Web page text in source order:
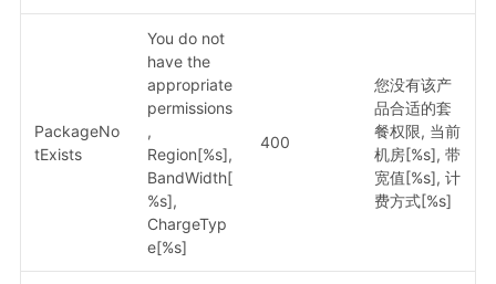
PackageNo
tExists
You do not
have the
appropriate
permissions
,
Region[%s],
BandWidth[
%s],
ChargeTyp
e[%s]
400
您没有该产
品合适的套
餐权限, 当前
机房[%s], 带
宽值[%s], 计
费方式[%s]